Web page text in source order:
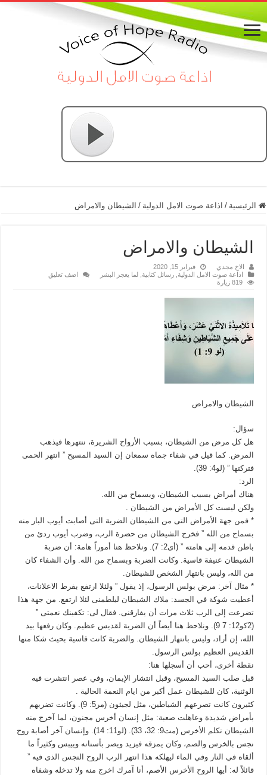
الرئيسية / اذاعة صوت الامل الدولية / الشيطان والامراض
الشيطان والامراض
الاخ مجدي
فبراير 15, 2020
اذاعة صوت الامل الدولية ,رسائل كتابية ,لما يعجز البشر
اضف تعليق
819 زيارة
الشيطان والامراض
سؤال:
هل كل مرض من الشيطان، بسبب الأرواح الشريرة، ننتهرها فيذهب
المرض. كما قيل في شفاء جماه سمعان إن السيد المسيح ” انتهر الحمى
فتركتها ” (لو4: 39).
الرد:
هناك أمراض بسبب الشيطان، وبسماح من الله.
ولكن ليست كل الأمراض من الشيطان .
* فمن جهة الأمراض التى من الشيطان الضربة التى أصابت أيوب البار منه
بسماح من الله ” فخرج الشيطان من حضرة الرب، وضرب أيوب ردئ من
باطن قدمه إلى هامته ” (أى2: 7). ونلاحظ هنا أموراً هامة: أن ضربة
الشيطان عنيفة قاسية. وكانت الضربة وبسماح من الله. وأن الشفاء كان
من الله، وليس بانتهار الشخص للشيطان.
* مثال آخر: مرض بولس الرسول، إذ يقول ” ولئلا ارتفع بفرط الاعلانات،
أعطيت شوكة في الجسد: ملاك الشيطان ليلطمنى لئلا ارتفع. من جهة هذا
تضرعت إلى الرب ثلاث مرات أن يفارقنى. فقال لى: تكفينك نعمتى ”
(2كو12: 7 9). ونلاحظ هنا أيضاً أن الضربة لقديس عظيم. وكان رفعها بيد
الله، إن أراد، وليس بانتهار الشيطان. والضربة كانت قاسية بحيث شكا منها
القديس العظيم بولس الرسول.
نقطة أخرى، أحب أن أسجلها هنا:
قبل صلب السيد المسيح، وقبل انتشار الإيمان، وفي عصر انتشرت فيه
الوثنية، كان للشيطان عمل أكبر من ايام النعمة الحالية .
كثيرون كانت تصرعهم الشياطين، مثل لجيئون (مر5: 9). وكانت تضربهم
بأمراض شديدة وعاهلت صعبة: مثل إنسان أخرس مجنون، لما آخرج منه
الشيطان تكلم الأخرس (مت9: 32، 33). (لو11: 14). وإنسان آخر أصابة روح
نجس بالخرس والصم، وكان يمزقه فيزيد ويصر بأسنانه وييبس وكثيراً ما
ألقاه في النار وفي الماء ليهلكه هذا انتهر الرب الروح النجس الذى فيه ”
قائلاً له: أيها الروح الأخرس الأصم، أنا آمرك اخرج منه ولا تدخله وشفاه